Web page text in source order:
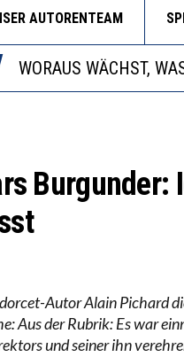
AUTORENTEAM
DIE GANZE
WORAUS WÄCHST,
“WIR BEOBACHTEN
Burgunder:
Autor Alain Pichard
Aus der Rubrik: Es war
und seiner ihn